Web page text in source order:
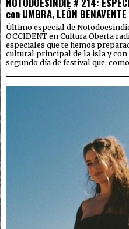
con UMBRA, LEÓN
Último especial de
OCCIDENT en Cultura Oberta
especiales que te hemos
cultural principal de la isla y con
segundo día de festival que,